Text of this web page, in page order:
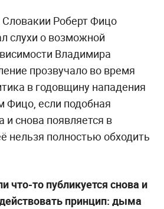
Роберт Фицо
слухи о возможной
Владимира
прозвучало во время
в годовщину нападения
Фицо, если подобная
снова появляется в
нельзя полностью обходить
что-то публикуется снова и
принцип: дыма